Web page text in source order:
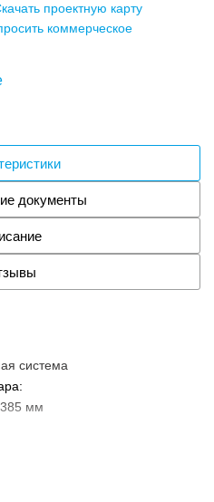
проектную карту
коммерческое
документы
система
мм